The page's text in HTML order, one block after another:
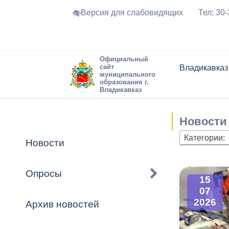
Версия для слабовидящих Тел:
Официальный
сайт
муниципального
образования г.
Владикавказ
Владикавказ
Устав города
Города-
городского
Торги и
Формы
Обратная
Комиссии
График
Новостная
Актуально
Новости
Опросы
Архив новостей
Новости
Категории:
15
07
2026